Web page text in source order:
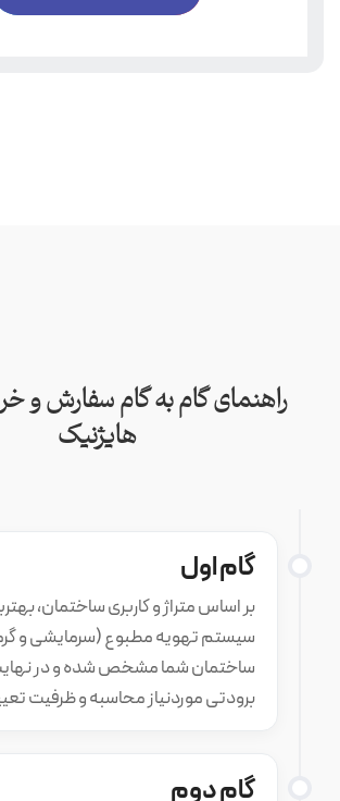
راهنمای گام به گام سفارش و
هایژنیک
گام اول
بر اساس متراژ و کاربری ساختمان،
سیستم تهویه مطبوع (سرمایشی و
ساختمان شما مشخص شده و در
برودتی موردنیاز محاسبه و ظرفیت
گام دوم